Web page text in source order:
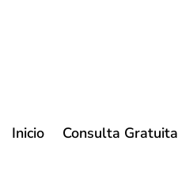
Inicio Consulta Gratuita